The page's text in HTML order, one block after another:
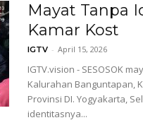
Mayat Tanpa
Kamar Kost
IGTV - April 15, 2026
IGTV.vision - SESOSOK
Kalurahan Banguntapan,
Provinsi DI. Yogyakarta,
identitasnya...